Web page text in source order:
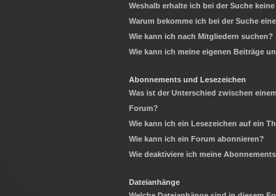
Weshalb erhalte ich bei der Suche
Warum bekomme ich bei der Suche
Wie kann ich nach Mitgliedern suchen?
Wie kann ich meine eigenen Beiträge
Abonnements und Lesezeichen
Was ist der Unterschied zwischen
Forum?
Wie kann ich ein Lesezeichen auf ein
Wie kann ich ein Forum abonnieren?
Wie deaktiviere ich meine
Dateianhänge